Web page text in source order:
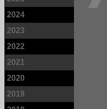
2024
2023
2022
2021
2020
2019